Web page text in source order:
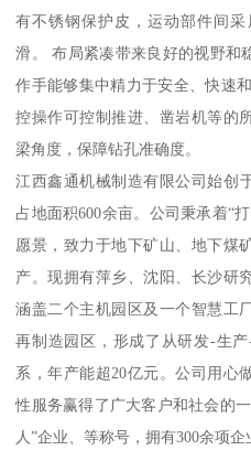
有不锈钢保护皮，运动部件间
滑。 布局紧凑带来良好的视野和
作手能够集中精力于安全、快速
控操作可控制推进、凿岩机等的
梁角度，保障钻孔准确度。
江西鑫通机械制造有限公司始创
占地面积600余亩。公司秉承着“
愿景，致力于地下矿山、地下煤
产。现拥有萍乡、沈阳、长沙研
涵盖二个主机园区及一个智慧工
再制造园区，形成了从研发-生
系，年产能超20亿元。公司用心
性服务赢得了广大客户和社会的
人”企业、等称号，拥有300余项企